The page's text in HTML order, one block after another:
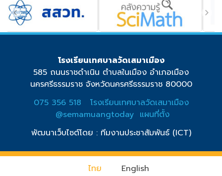
โรงเรียนเทศบาลวัดเสมาเมือง
585 ถนนราชดำเนิน ตำบลในเมือง อำเภอเมือง
นครศรีธรรมราช จังหวัดนครศรีธรรมราช 80000
075 356 518
โรงเรียนเทศบาลวัดเสมาเมือง
@semamuangtoday แผนที่ตั้ง
พัฒนาเว็บไซต์โดย : ทีมงานประชาสัมพันธ์ (ICT)
ไทย English